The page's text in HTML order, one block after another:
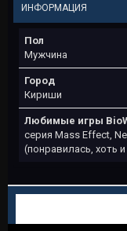
ИНФОРМАЦИЯ
Пол
Мужчина
Город
Кириши
Любимые игры
серия Mass Effect,
(понравилась, хоть